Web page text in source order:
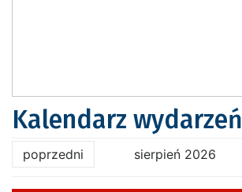
Kalendarz wydarzeń
poprzedni sierpień 2026